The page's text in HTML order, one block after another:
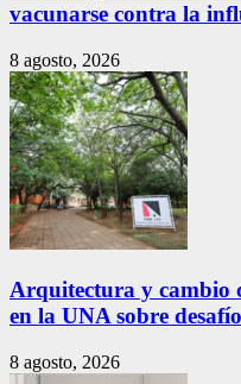
vacunarse contra la
8 agosto, 2026
Arquitectura y cambio
en la UNA sobre
8 agosto, 2026